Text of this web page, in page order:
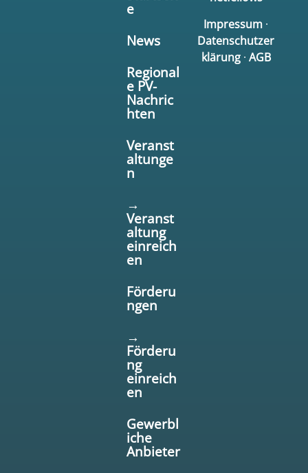
e
News
Regional
e PV-
Nachric
hten
Veranst
altunge
n
→
Veranst
altung
einreich
en
Förderu
ngen
→
Förderu
ng
einreich
en
Gewerbl
iche
Anbieter
Impressum ·
Datenschutzer
klärung· AGB